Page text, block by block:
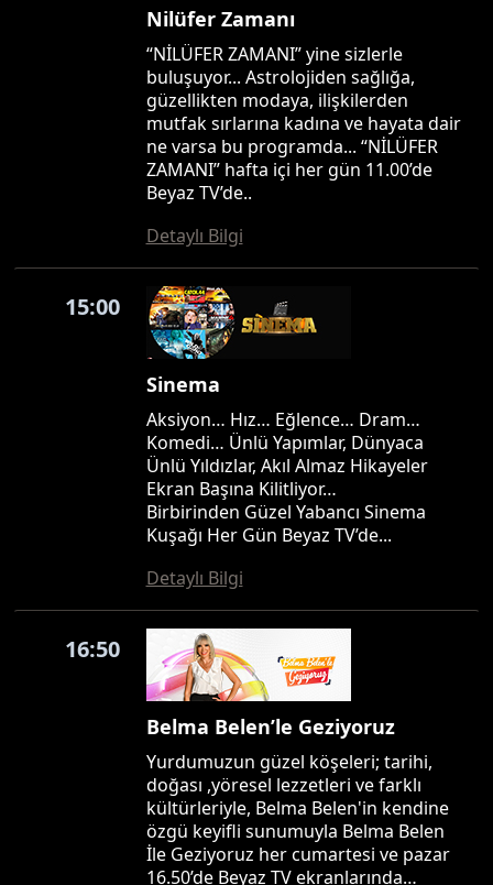
Nilüfer Zamanı
“NİLÜFER ZAMANI” yine sizlerle
buluşuyor... Astrolojiden sağlığa,
güzellikten modaya, ilişkilerden
mutfak sırlarına kadına ve hayata dair
ne varsa bu programda... “NİLÜFER
ZAMANI” hafta içi her gün 11.00’de
Beyaz TV’de..
Detaylı Bilgi
15:00
Sinema
Aksiyon… Hız… Eğlence… Dram…
Komedi… Ünlü Yapımlar, Dünyaca
Ünlü Yıldızlar, Akıl Almaz Hikayeler
Ekran Başına Kilitliyor…
Birbirinden Güzel Yabancı Sinema
Kuşağı Her Gün Beyaz TV’de...
Detaylı Bilgi
16:50
Belma Belen’le Geziyoruz
Yurdumuzun güzel köşeleri; tarihi,
doğası ,yöresel lezzetleri ve farklı
kültürleriyle, Belma Belen'in kendine
özgü keyifli sunumuyla Belma Belen
İle Geziyoruz her cumartesi ve pazar
16.50’de Beyaz TV ekranlarında…